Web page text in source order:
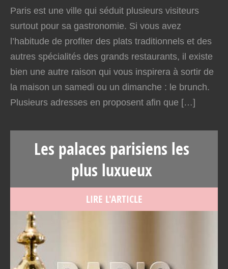
Paris est une ville qui séduit plusieurs visiteurs
surtout pour sa gastronomie. Si vous avez
l’habitude de profiter des plats traditionnels et des
autres spécialités des grands restaurants, il existe
bien une autre raison qui vous inspirera à sortir de
la maison un samedi ou un dimanche : le brunch.
Plusieurs adresses en proposent afin que […]
Les palaces parisiens les
plus luxueux
LIRE L'ARTICLE